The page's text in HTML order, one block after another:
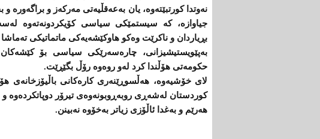
نه‌وتدا كورتبێته‌وه‌، یان به‌عه‌قڵیه‌تی‌ مه‌ركه‌ز و
جیاوازه‌، كه‌ سیستمێكی‌ سیاسی‌ كۆیكردونه‌ته‌وه‌
بڕیاردان و ناكرێت وه‌كو هاوكێشه‌یه‌كی‌ ماتماتیكی‌
بەپێویستیشیزانی، چاره‌سه‌رێكی‌ سیاسی‌ بۆ
حكومه‌تی‌ هۆڵندا كرد له‌و روه‌وه‌ رۆڵ بگێڕێت.
لای‌ خۆشیه‌وه‌، هه‌ڵسوڕێنه‌ری‌ كاره‌كانی‌ باڵیۆزخانه‌ی‌
كوردستان له‌شه‌ڕی‌ روبه‌ڕوبونه‌وه‌ی‌ تیرۆر دوپاتكرده‌وه
هه‌رێم و به‌غدا ئاڵۆزی‌ زیاتر به‌خۆوه‌ نه‌بینن.